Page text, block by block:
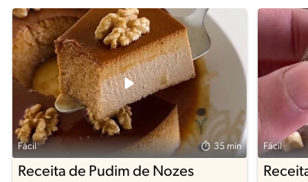
Fácil 35 min
Receita de Pudim de Nozes
Fácil